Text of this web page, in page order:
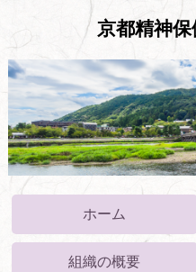
京都精神
ホーム
組織の概要